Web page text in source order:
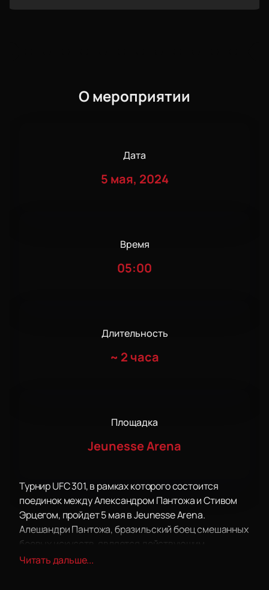
О мероприятии
Дата
5 мая, 2024
Время
05:00
Длительность
~ 2 часа
Площадка
Jeunesse Arena
Турнир UFC 301, в рамках которого состоится
поединок между Александром Пантожа и Стивом
Эрцегом, пройдет 5 мая в Jeunesse Arena.
Алешандри Пантожа, бразильский боец смешанных
боевых искусств, является действующим
чемпионом UFC в наилегчайшем весе и занимает
Читать дальше...